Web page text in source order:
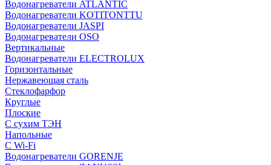
Водонагреватели ATLANTIC
Водонагреватели KOTITONTTU
Водонагреватели JASPI
Водонагреватели OSO
Вертикальные
Водонагреватели ELECTROLUX
Горизонтальные
Нержавеющая сталь
Стеклофарфор
Круглые
Плоские
С сухим ТЭН
Напольные
С Wi-Fi
Водонагреватели GORENJE